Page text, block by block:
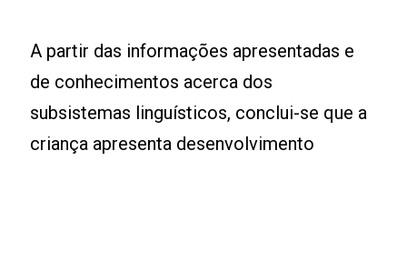
A partir das informações apresentadas e
de conhecimentos acerca dos
subsistemas linguísticos, conclui-se que a
criança apresenta desenvolvimento